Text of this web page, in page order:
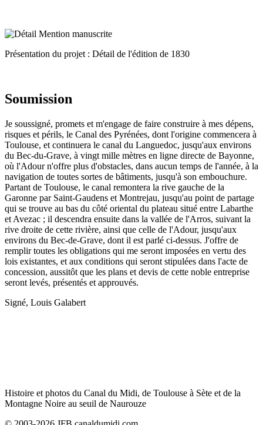
Présentation du projet : Détail de l'édition de 1830
Soumission
Je soussigné, promets et m'engage de faire construire à mes dépens,
risques et périls, le Canal des Pyrénées, dont l'origine commencera à
Toulouse, et continuera le canal du Languedoc, jusqu'aux environs
du Bec-du-Grave, à vingt mille mètres en ligne directe de Bayonne,
où l'Adour n'offre plus d'obstacles, dans aucun temps de l'année, à la
navigation de toutes sortes de bâtiments, jusqu'à son embouchure.
Partant de Toulouse, le canal remontera la rive gauche de la
Garonne par Saint-Gaudens et Montrejau, jusqu'au point de partage
qui se trouve au bas du côté oriental du plateau situé entre Labarthe
et Avezac ; il descendra ensuite dans la vallée de l'Arros, suivant la
rive droite de cette rivière, ainsi que celle de l'Adour, jusqu'aux
environs du Bec-de-Grave, dont il est parlé ci-dessus. J'offre de
remplir toutes les obligations qui me seront imposées en vertu des
lois existantes, et aux conditions qui seront stipulées dans l'acte de
concession, aussitôt que les plans et devis de cette noble entreprise
seront levés, présentés et approuvés.
Signé, Louis Galabert
Histoire et photos du Canal du Midi, de Toulouse à Sète et de la
Montagne Noire au seuil de Naurouze